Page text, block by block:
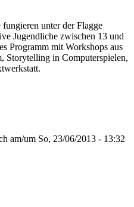
unter der Flagge
Jugendliche zwischen 13 und
Programm mit Workshops aus
in Computerspielen,
am/um So, 23/06/2013 - 13:32